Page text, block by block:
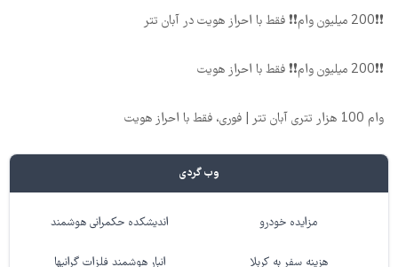
❗❗200 میلیون وام❗❗ فقط با احراز هویت در آبان تتر
❗❗200 میلیون وام❗❗ فقط با احراز هویت
وام 100 هزار تتری آبان تتر | فوری، فقط با احراز هویت
وب گردی
مزایده خودرو اندیشکده حکمرانی هوشمند
هزینه سفر به کربلا انبار هوشمند فلزات گرانبها